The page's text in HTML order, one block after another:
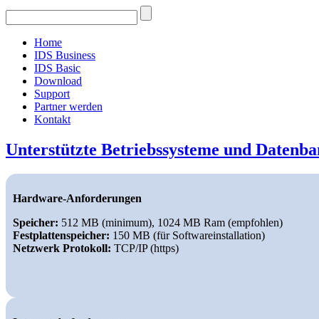
Home
IDS Business
IDS Basic
Download
Support
Partner werden
Kontakt
Unterstützte Betriebssysteme und
Hardware-Anforderungen
Speicher: 512 MB (minimum), 1024 MB Ram (empfohlen)
Festplattenspeicher: 150 MB (für Softwareinstallation)
Netzwerk Protokoll: TCP/IP (https)